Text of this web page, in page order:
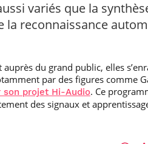
variés que la
la reconnaissance
du grand public, elles
par des figures comme
son projet Hi-Audio. Ce
des signaux et